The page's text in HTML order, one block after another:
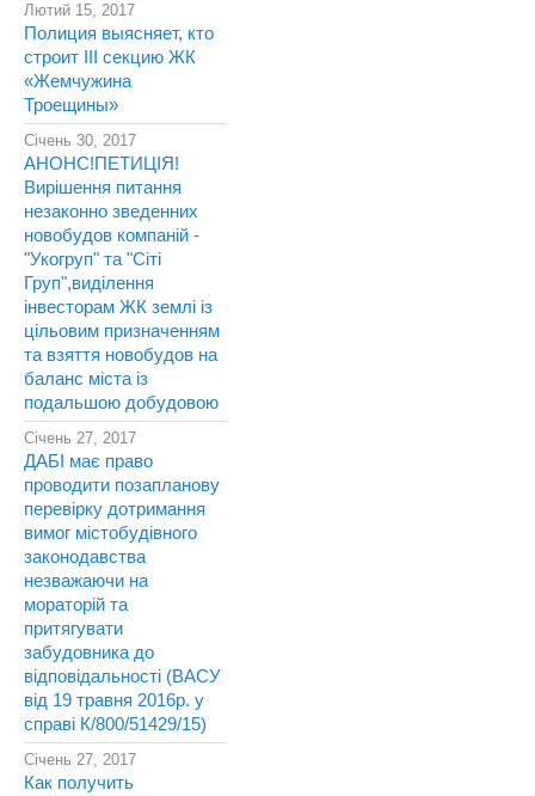
Лютий 15, 2017
Полиция выясняет, кто
строит III секцию ЖК
«Жемчужина
Троещины»
Січень 30, 2017
АНОНС!ПЕТИЦІЯ!
Вирішення питання
незаконно зведенних
новобудов компаній -
"Укогруп" та "Сіті
Груп",виділення
інвесторам ЖК землі із
цільовим призначенням
та взяття новобудов на
баланс міста із
подальшою добудовою
Січень 27, 2017
ДАБІ має право
проводити позапланову
перевірку дотримання
вимог містобудівного
законодавства
незважаючи на
мораторій та
притягувати
забудовника до
відповідальності (ВАСУ
від 19 травня 2016р. у
справі К/800/51429/15)
Січень 27, 2017
Как получить